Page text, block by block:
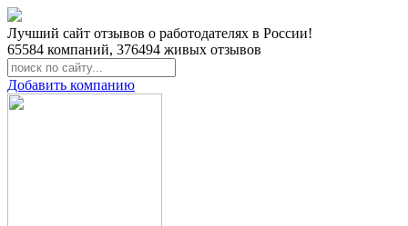
Лучший сайт отзывов о работодателях в России!
65584 компаний, 376494 живых отзывов
Добавить компанию